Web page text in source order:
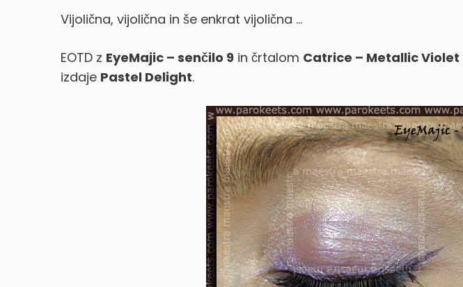
Vijolična, vijolična in še enkrat vijolična …
EOTD z EyeMajic – senčilo 9 in črtalom Catrice – Metallic Violet
izdaje Pastel Delight.